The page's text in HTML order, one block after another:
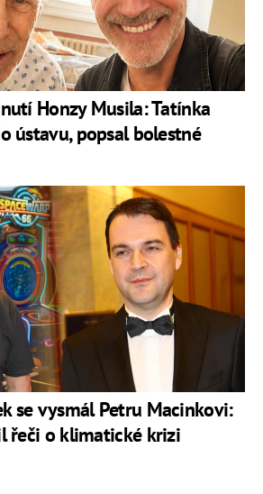
Honzy Musila: Tatínka
ústavu, popsal bolestné
se vysmál Petru Macinkovi:
řeči o klimatické krizi